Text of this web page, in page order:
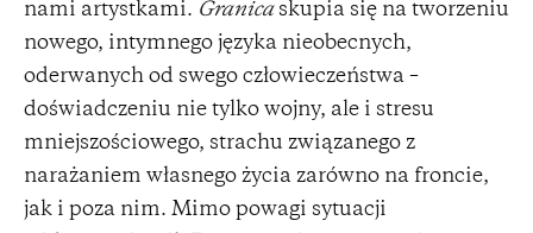
nami artystkami. Granicaskupia się na tworzeniu
nowego, intymnego języka nieobecnych,
oderwanych od swego człowieczeństwa –
doświadczeniu nie tylko wojny, ale i stresu
mniejszościowego, strachu związanego z
narażaniem własnego życia zarówno na froncie,
jak i poza nim. Mimo powagi sytuacji